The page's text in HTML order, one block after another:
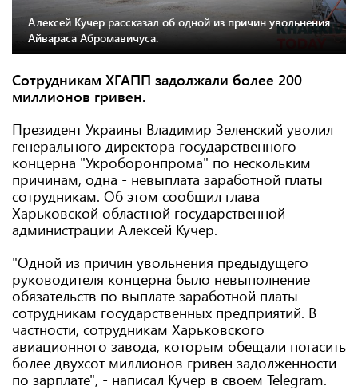
Алексей Кучер рассказал об одной из причин увольнения
Айвараса Абромавичуса.
Сотрудникам ХГАПП задолжали более 200
миллионов гривен.
Президент Украины Владимир Зеленский уволил
генерального директора государственного
концерна "Укроборонпрома" по нескольким
причинам, одна - невыплата заработной платы
сотрудникам. Об этом сообщил глава
Харьковской областной государственной
администрации Алексей Кучер.
"Одной из причин увольнения предыдущего
руководителя концерна было невыполнение
обязательств по выплате заработной платы
сотрудникам государственных предприятий. В
частности, сотрудникам Харьковского
авиационного завода, которым обещали погасить
более двухсот миллионов гривен задолженности
по зарплате", - написал Кучер в своем Telegram.